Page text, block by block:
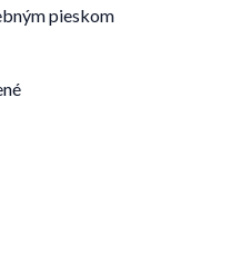
pieskom